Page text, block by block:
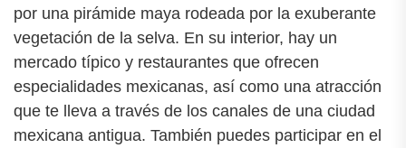
por una pirámide maya rodeada por la exuberante
vegetación de la selva. En su interior, hay un
mercado típico y restaurantes que ofrecen
especialidades mexicanas, así como una atracción
que te lleva a través de los canales de una ciudad
mexicana antigua. También puedes participar en el